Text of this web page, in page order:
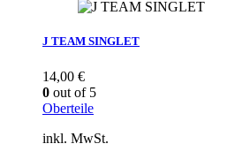
J TEAM SINGLET
14,00 €
0 out of 5
Oberteile
inkl. MwSt.